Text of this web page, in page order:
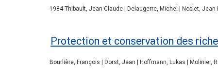
1984 Thibault, Jean-Claude | Delaugerre, Michel | Noblet, Jean-
Protection et conservation des
Bourlière, François | Dorst, Jean | Hoffmann, Lukas | Molinier,